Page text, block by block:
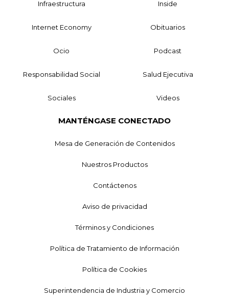
Infraestructura Inside
Internet Economy Obituarios
Ocio Podcast
Responsabilidad Social Salud Ejecutiva
Sociales Videos
MANTÉNGASE CONECTADO
Mesa de Generación de Contenidos
Nuestros Productos
Contáctenos
Aviso de privacidad
Términos y Condiciones
Política de Tratamiento de Información
Política de Cookies
Superintendencia de Industria y Comercio